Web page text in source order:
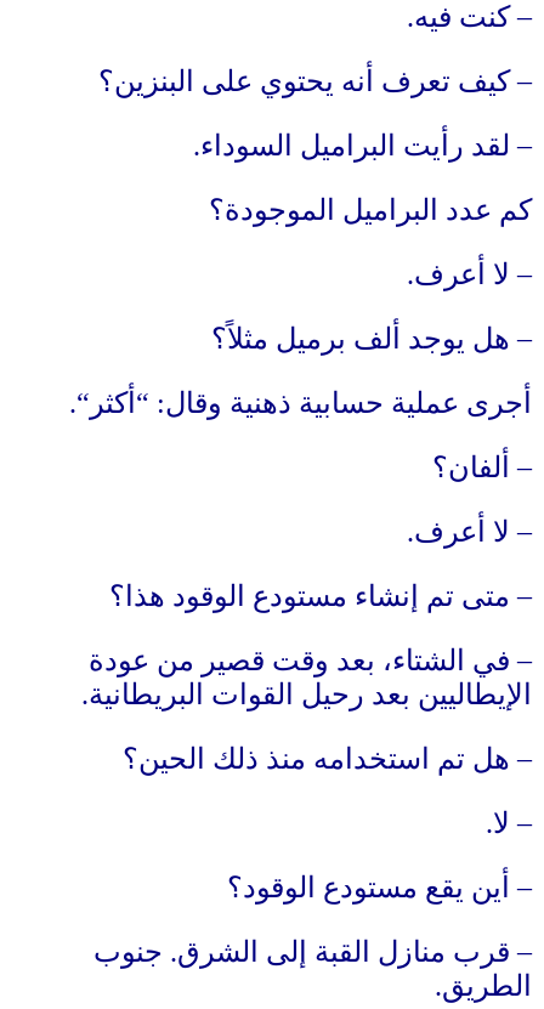
–كنت فيه.
–كيف تعرف أنه يحتوي على البنزين؟
– لقد رأيت البراميل السوداء.
كم عدد البراميل الموجودة؟
– لا أعرف.
– هل يوجد ألف برميل مثلاً؟
أجرى عملية حسابية ذهنية وقال: “ أكثر “.
– ألفان؟
– لا أعرف.
– متى تم إنشاء مستودع الوقود هذا؟
– في الشتاء، بعد وقت قصير من عودة
الإيطاليين بعد رحيل القوات البريطانية.
– هل تم استخدامه منذ ذلك الحين؟
– لا.
– أين يقع مستودع الوقود؟
– قرب منازل القبة إلى الشرق. جنوب
الطريق.